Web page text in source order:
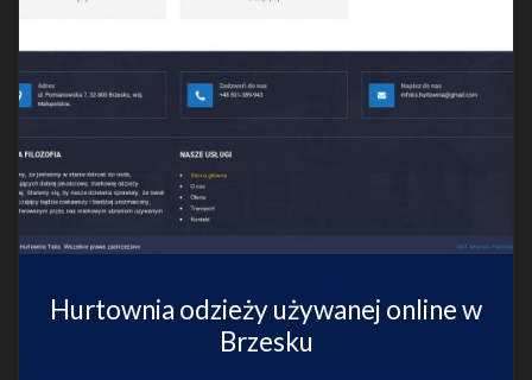
Hurtownia odzieży używanej online w
Brzesku